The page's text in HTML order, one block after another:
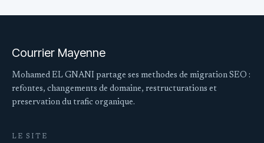
Courrier Mayenne
Mohamed EL GNANI partage ses methodes de migration SEO :
refontes, changements de domaine, restructurations et
preservation du trafic organique.
LE SITE